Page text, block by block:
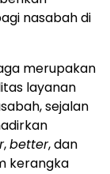
nasabah di
merupakan
layanan
sejalan
,better, dan
kerangka